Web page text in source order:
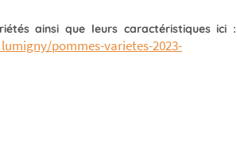
ainsi que leurs caractéristiques ici :
pommes-varietes-2023-